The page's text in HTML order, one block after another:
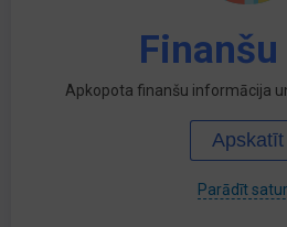
Apkopota finanšu informācija
Apskatīt
Parādīt